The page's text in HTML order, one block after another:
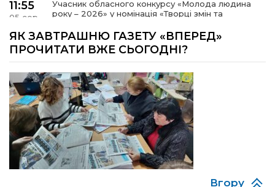
11:55
05 сер
Учасник обласного конкурсу «Молода людина
року – 2026» у номінація «Творці змін та
15:18
Мобільні клініки надали медичну допомогу 4
09:27
03 сер
ВПО можуть не платити за частину
комунальних послуг: про що йдеться
14:12
01 сер
Досі ВПО? Юристка розповіла, коли
переселенці втрачають виплати та статус
внутрішньо переміщеної особи
ЯК ЗАВТРАШНЮ ГАЗЕТУ «ВПЕРЕД»
ПРОЧИТАТИ ВЖЕ СЬОГОДНІ?
Вгору